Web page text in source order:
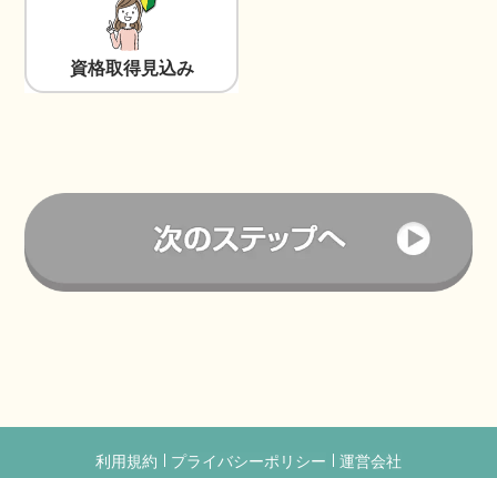
資格取得見込み
利用規約 プライバシーポリシー 運営会社